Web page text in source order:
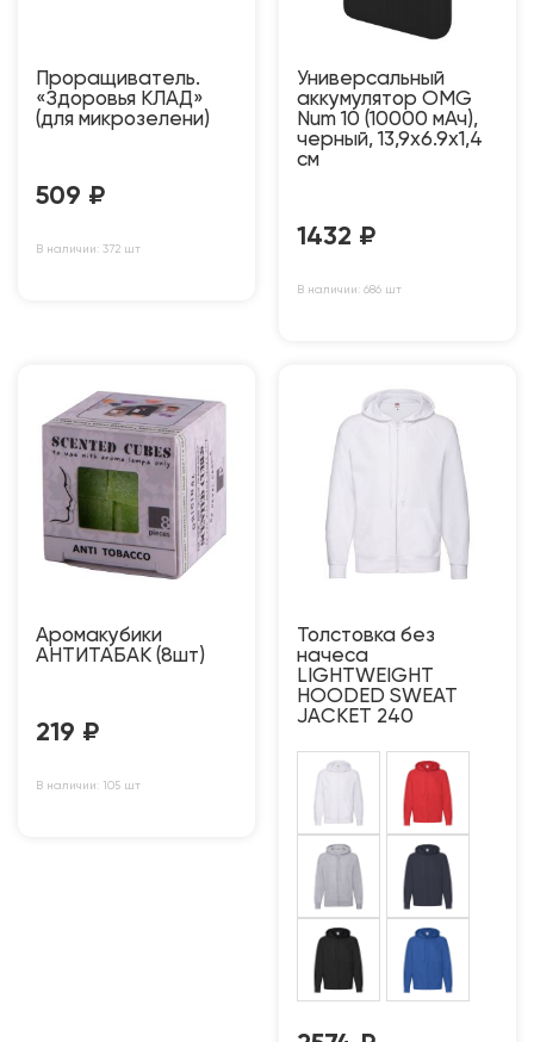
Проращиватель.
«Здоровья КЛАД»
(для микрозелени)
509 ₽
В наличии: 372 шт
Универсальный
аккумулятор OMG
Num 10 (10000 мАч),
черный, 13,9х6.9х1,4
см
1432 ₽
В наличии: 686 шт
Аромакубики
АНТИТАБАК (8шт)
219 ₽
В наличии: 105 шт
Толстовка без
начеса
LIGHTWEIGHT
HOODED SWEAT
JACKET 240